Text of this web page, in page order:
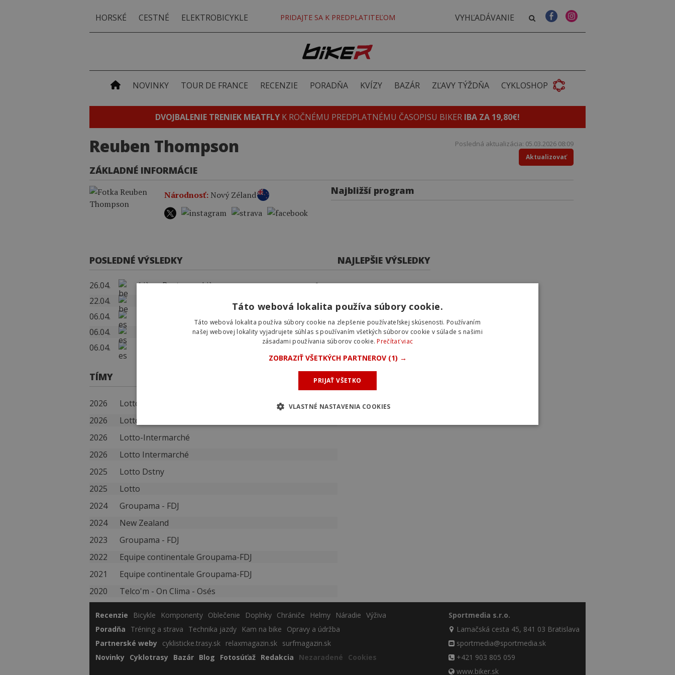
HORSKÉ CESTNÉ ELEKTROBICYKLE PRIDAJTE SA K PREDPLATITEĽOM
NOVINKY TOUR DE FRANCE RECENZIE PORADŇA KVÍZY BAZÁR ZĽAVY TÝŽDŇA CYKLOSHOP
DVOJBALENIE TRENIEK MEATFLY K ROČNÉMU PREDPLATNÉMU ČASOPISU BIKER IBA ZA 19,80€!
Reuben Thompson Posledná aktualizácia: 05.03.2026 08:09
Aktualizovať
ZÁKLADNÉ INFORMÁCIE
Národnosť: Nový Zéland Najbližší program
POSLEDNÉ VÝSLEDKY
26.04. Liège-Bastogne-Liège 0
22.04. 0
06.04.
06.04. Itzulia Basque Country - 5. Etapa 77
06.04.
TÍMY
2026
Lotto Dstny
2026
Lotto
2026
Lotto-Intermarché
2026
Lotto Intermarché
2025
Lotto Dstny
2025
Lotto
2024
Groupama - FDJ
2024
New Zealand
2023
Groupama - FDJ
2022
Equipe continentale Groupama-FDJ
2021
Equipe continentale Groupama-FDJ
2020
Telco'm - On Clima - Osés
NAJLEPŠIE VÝSLEDKY
Recenzie Bicykle Komponenty Oblečenie Doplnky Chrániče Helmy Náradie Výživa
Poradňa
Tréning a strava Technika jazdy Kam na bike
Opravy a údržba
Partnerské weby cyklisticke.trasy.sk relaxmagazin.sk surfmagazin.sk
Novinky Cyklotrasy Bazár Blog Fotosúťaž Redakcia Nezaradené Cookies
Sportmedia s.r.o.
Lamačská cesta 45, 841 03 Bratislava
sportmedia@sportmedia.sk
+421 903 805 059
www.biker.sk
Táto webová lokalita používa súbory cookie.
Táto webová lokalita používa súbory cookie na zlepšenie používateľskej skúsenosti. Používaním
našej webovej lokality vyjadrujete súhlas s používaním všetkých súborov cookie v súlade s našimi
zásadami používania súborov cookie.Prečítať viac
ZOBRAZIŤ VŠETKÝCH PARTNEROV (1) →
PRIJAŤ VŠETKO
VLASTNÉ NASTAVENIA COOKIES